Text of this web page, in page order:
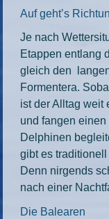
Auf geht’s
Je nach
Etappen entlang
gleich den
Formentera.
ist der Alltag weit
und fangen
Delphinen
gibt es
Denn nirgends
nach einer
Die Balearen